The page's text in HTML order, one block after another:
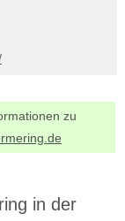
zu
in der